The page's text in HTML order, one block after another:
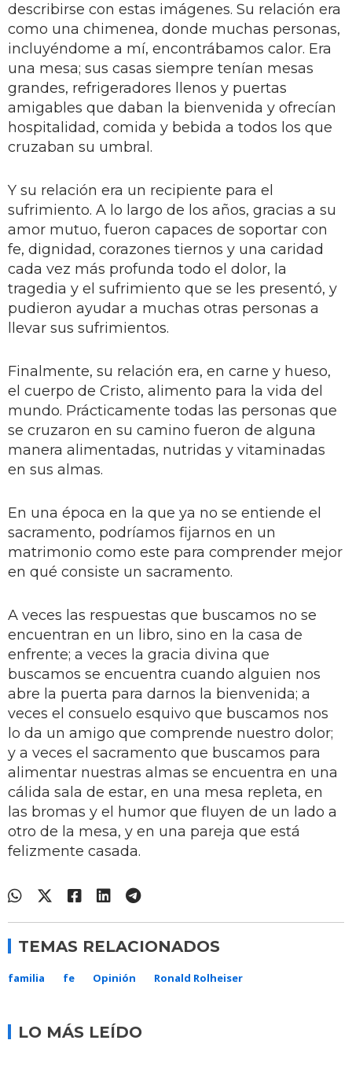
describirse con estas imágenes. Su relación era
como una chimenea, donde muchas personas,
incluyéndome a mí, encontrábamos calor. Era
una mesa; sus casas siempre tenían mesas
grandes, refrigeradores llenos y puertas
amigables que daban la bienvenida y ofrecían
hospitalidad, comida y bebida a todos los que
cruzaban su umbral.
Y su relación era un recipiente para el
sufrimiento. A lo largo de los años, gracias a su
amor mutuo, fueron capaces de soportar con
fe, dignidad, corazones tiernos y una caridad
cada vez más profunda todo el dolor, la
tragedia y el sufrimiento que se les presentó, y
pudieron ayudar a muchas otras personas a
llevar sus sufrimientos.
Finalmente, su relación era, en carne y hueso,
el cuerpo de Cristo, alimento para la vida del
mundo. Prácticamente todas las personas que
se cruzaron en su camino fueron de alguna
manera alimentadas, nutridas y vitaminadas
en sus almas.
En una época en la que ya no se entiende el
sacramento, podríamos fijarnos en un
matrimonio como este para comprender mejor
en qué consiste un sacramento.
A veces las respuestas que buscamos no se
encuentran en un libro, sino en la casa de
enfrente; a veces la gracia divina que
buscamos se encuentra cuando alguien nos
abre la puerta para darnos la bienvenida; a
veces el consuelo esquivo que buscamos nos
lo da un amigo que comprende nuestro dolor;
y a veces el sacramento que buscamos para
alimentar nuestras almas se encuentra en una
cálida sala de estar, en una mesa repleta, en
las bromas y el humor que fluyen de un lado a
otro de la mesa, y en una pareja que está
felizmente casada.
TEMAS RELACIONADOS
familia fe Opinión Ronald Rolheiser
LO MÁS LEÍDO